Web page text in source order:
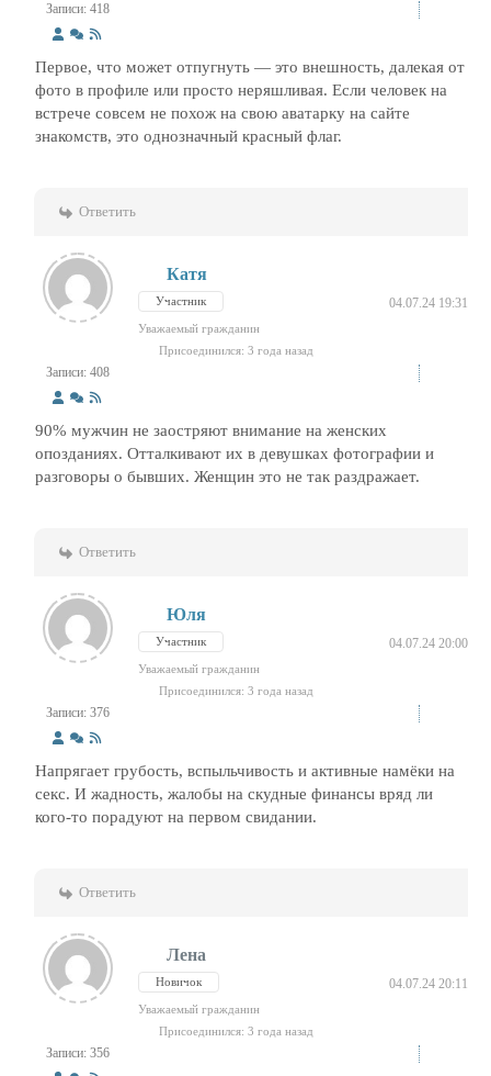
Записи: 418
Первое, что может отпугнуть — это внешность, далекая от
фото в профиле или просто неряшливая. Если человек на
встрече совсем не похож на свою аватарку на сайте
знакомств, это однозначный красный флаг.
Ответить
Записи: 408
Катя
Участник 04.07.24 19:31
Уважаемый гражданин
Присоединился: 3 года назад
90% мужчин не заостряют внимание на женских
опозданиях. Отталкивают их в девушках фотографии и
разговоры о бывших. Женщин это не так раздражает.
Ответить
Записи: 376
Юля
Участник 04.07.24 20:00
Уважаемый гражданин
Присоединился: 3 года назад
Напрягает грубость, вспыльчивость и активные намёки на
секс. И жадность, жалобы на скудные финансы вряд ли
кого-то порадуют на первом свидании.
Ответить
Записи: 356
Лена
Новичок 04.07.24 20:11
Уважаемый гражданин
Присоединился: 3 года назад